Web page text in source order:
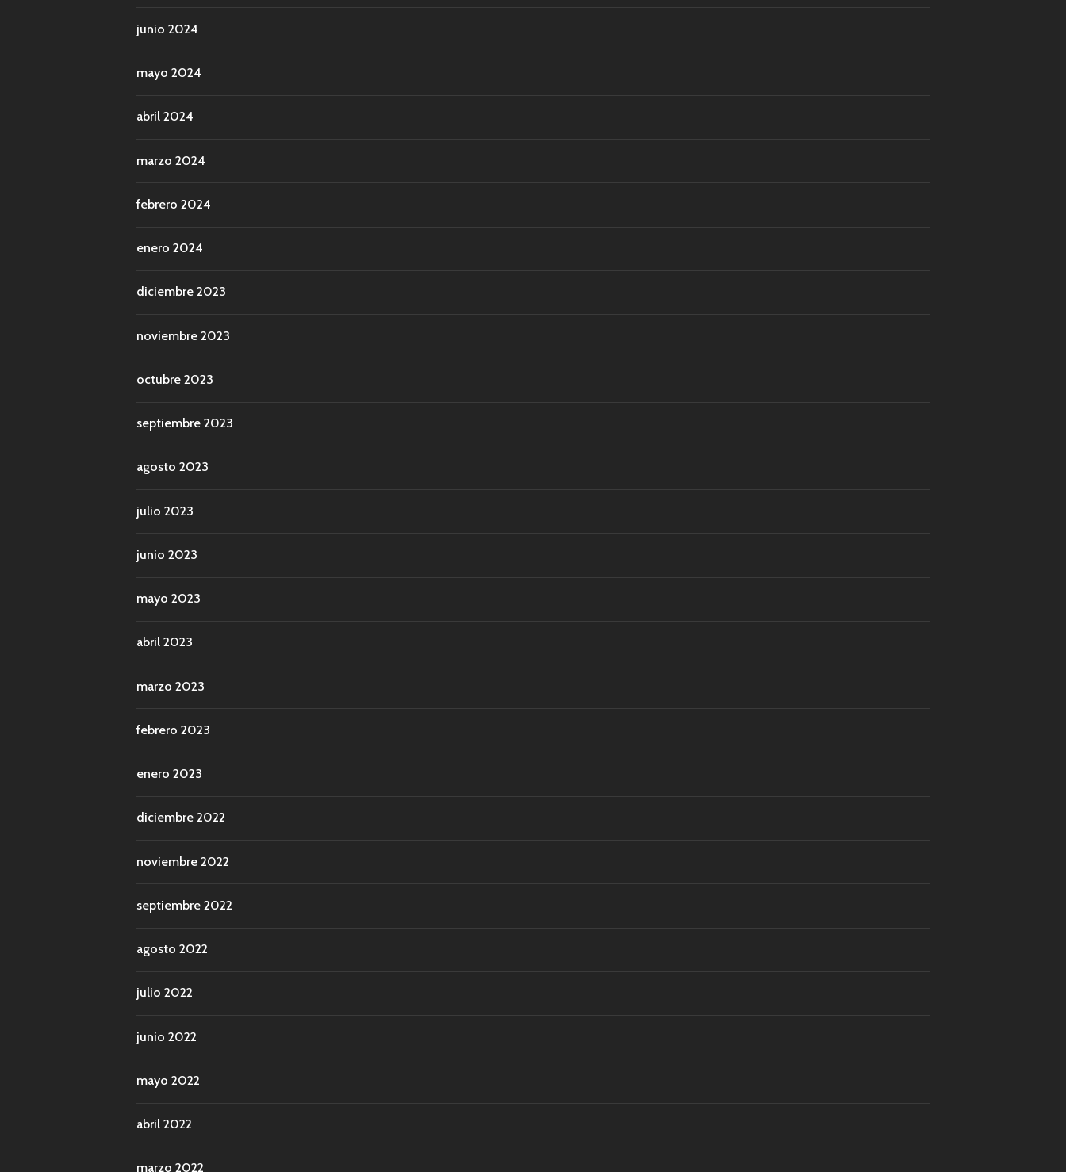
junio 2024
mayo 2024
abril 2024
marzo 2024
febrero 2024
enero 2024
diciembre 2023
noviembre 2023
octubre 2023
septiembre 2023
agosto 2023
julio 2023
junio 2023
mayo 2023
abril 2023
marzo 2023
febrero 2023
enero 2023
diciembre 2022
noviembre 2022
septiembre 2022
agosto 2022
julio 2022
junio 2022
mayo 2022
abril 2022
marzo 2022